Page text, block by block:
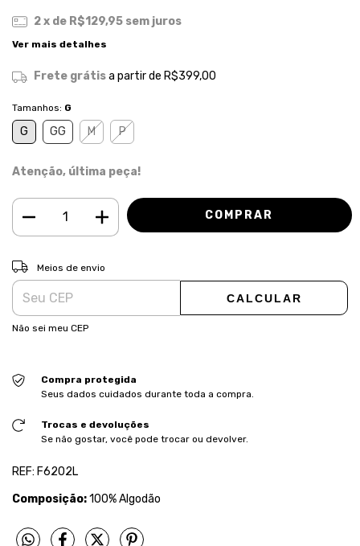
2x de R$129,95 sem juros
Ver mais detalhes
Frete grátisa partir de R$399,00
Tamanhos: G
G GG M P
Atenção, última peça!
Entregas para o CEP:
Meios de envio
CALCULAR
Não sei meu CEP
Compra protegida
Seus dados cuidados durante toda a compra.
Trocas e devoluções
Se não gostar, você pode trocar ou devolver.
REF: F6202L
Composição:100% Algodão